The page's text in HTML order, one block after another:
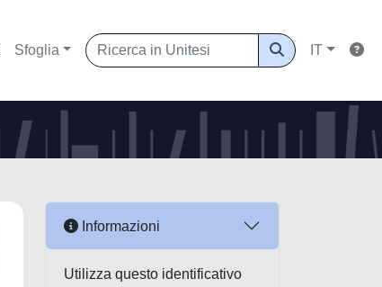
Sfoglia IT
Informazioni
Utilizza questo identificativo